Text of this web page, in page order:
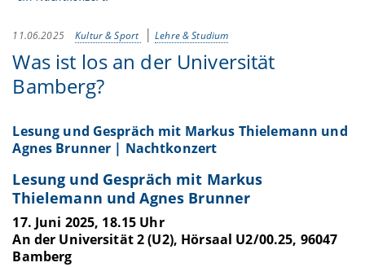
11.06.2025 Kultur & Sport Lehre & Studium
Was ist los an der Universität
Bamberg?
Lesung und Gespräch mit Markus Thielemann und
Agnes Brunner | Nachtkonzert
Lesung und Gespräch mit Markus
Thielemann und Agnes Brunner
17. Juni 2025, 18.15 Uhr
An der Universität 2 (U2), Hörsaal U2/00.25, 96047
Bamberg